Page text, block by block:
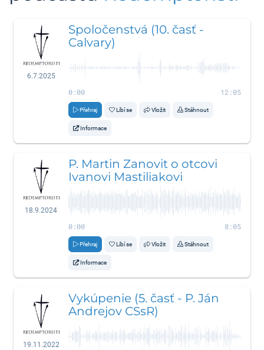
6.7.2025
Spoločenstvá (10. časť -
Calvary)
0:00 12:05
Přehraj Líbí se Vložit Stáhnout
Informace
18.9.2024
P. Martin Zanovit o otcovi
Ivanovi Mastiliakovi
0:00 8:05
Přehraj Líbí se Vložit Stáhnout
Informace
19.11.2022
Vykúpenie (5. časť - P. Ján
Andrejov CSsR)